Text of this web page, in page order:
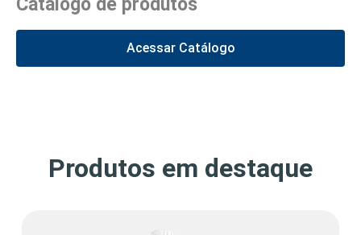
Acessar Catálogo
Produtos em destaque